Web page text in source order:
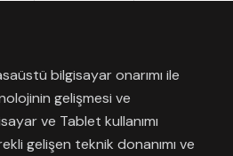
bilgisayar onarımı ile
gelişmesi ve
ve Tablet kullanımı
gelişen teknik donanımı ve